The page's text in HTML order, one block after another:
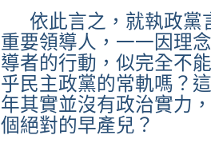
依此言之，就執政黨
重要領導人，一一因理
導者的行動，似完全不
乎民主政黨的常軌嗎？
年其實並沒有政治實力
個絕對的早產兒？